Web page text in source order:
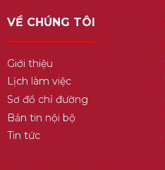
VỀ CHÚNG TÔI
Giới thiệu
Lịch làm việc
Sơ đồ chỉ đường
Bản tin nội bộ
Tin tức